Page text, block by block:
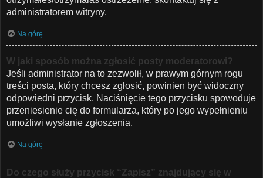
administratorem witryny.
Na górę
W jaki sposób można zgłosić posty moderatorowi?
Jeśli administrator na to zezwolił, w prawym górnym rogu
treści posta, który chcesz zgłosić, powinien być widoczny
odpowiedni przycisk. Naciśnięcie tego przycisku spowoduje
przeniesienie cię do formularza, który po jego wypełnieniu
umożliwi wysłanie zgłoszenia.
Na górę
Do czego służy przycisk “Zapisz” znajdujący się w